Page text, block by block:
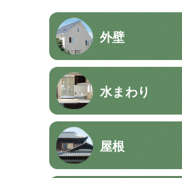
外壁
水まわり
屋根